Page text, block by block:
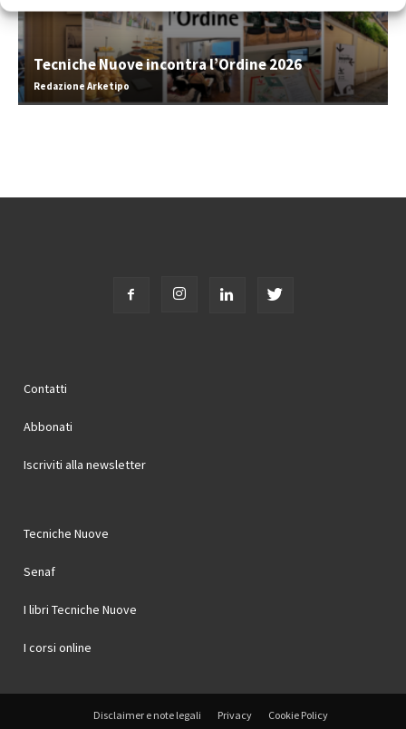
Tecniche Nuove incontra l’Ordine 2026
Redazione Arketipo
Contatti
Abbonati
Iscriviti alla newsletter
Tecniche Nuove
Senaf
I libri Tecniche Nuove
I corsi online
Disclaimer e note legali Privacy Cookie Policy